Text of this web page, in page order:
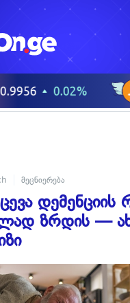
მეცნიერება
დემენციის
ზრდის —